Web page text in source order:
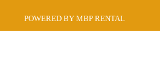
POWERED BY MBP RENTAL